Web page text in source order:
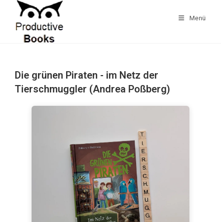
springen
Menü
Die grünen Piraten - im Netz der
Tierschmuggler (Andrea Poßberg)